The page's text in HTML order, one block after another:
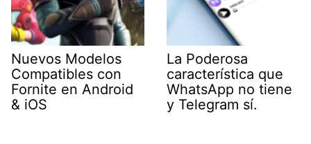
Nuevos Modelos
Compatibles con
Fornite en Android
& iOS
La Poderosa
característica que
WhatsApp no tiene
y Telegram sí.